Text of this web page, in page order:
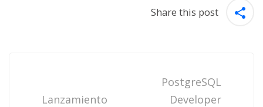
Share this post
Lanzamiento
PostgreSQL
Developer